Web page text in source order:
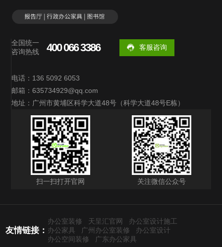
全国统一
咨询热线
400 066 3386 客服咨询
电话：136 5092 6053
邮箱：635734929@qq.com
地址：广州市黄埔区科学大道48号（科学大道48号E栋）
扫一扫打开官网 关注微信公众号
友情链接：
办公室装修 天呈汇官网
办公室设计施工
办公家具
广州办公室装修
办公室设计
办公空间装修
广东办公家具